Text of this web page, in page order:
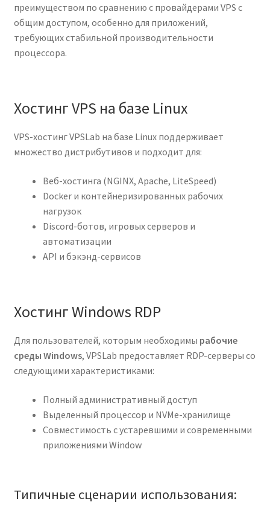
преимуществом по сравнению с провайдерами VPS с
общим доступом, особенно для приложений,
требующих стабильной производительности
процессора.
Хостинг VPS на базе Linux
VPS-хостинг VPSLab на базе Linux поддерживает
множество дистрибутивов и подходит для:
Веб-хостинга (NGINX, Apache, LiteSpeed)
Docker и контейнеризированных рабочих
нагрузок
Discord-ботов, игровых серверов и
автоматизации
API и бэкэнд-сервисов
Хостинг Windows RDP
Для пользователей, которым необходимы рабочие
среды Windows, VPSLab предоставляет RDP-серверы со
следующими характеристиками:
Полный административный доступ
Выделенный процессор и NVMe-хранилище
Совместимость с устаревшими и современными
приложениями Window
Типичные сценарии использования: